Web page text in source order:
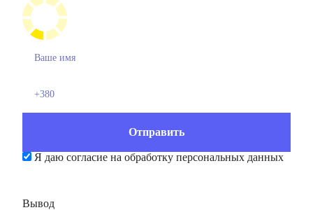
Я даю согласие на обработку персональных данных
Вывод